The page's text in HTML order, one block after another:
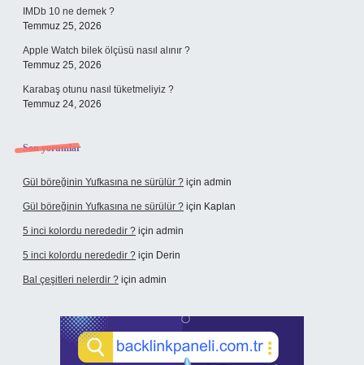
IMDb 10 ne demek ?
Temmuz 25, 2026
Apple Watch bilek ölçüsü nasıl alınır ?
Temmuz 25, 2026
Karabaş otunu nasıl tüketmeliyiz ?
Temmuz 24, 2026
Son yorumlar
Gül böreğinin Yufkasına ne sürülür ? için admin
Gül böreğinin Yufkasına ne sürülür ? için Kaplan
5 inci kolordu nerededir ? için admin
5 inci kolordu nerededir ? için Derin
Bal çeşitleri nelerdir ? için admin